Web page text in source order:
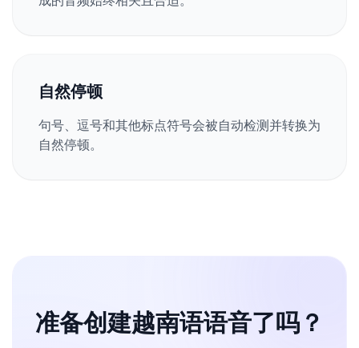
自然停顿
句号、逗号和其他标点符号会被自动检测并转换为
自然停顿。
准备创建越南语语音了吗？